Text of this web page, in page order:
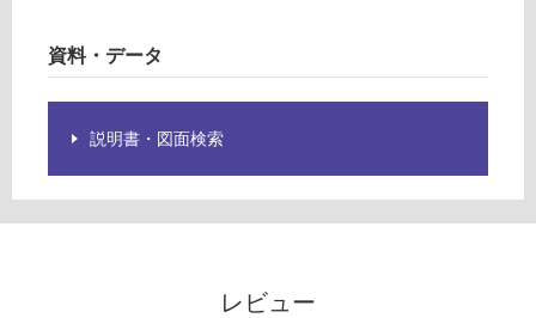
資料・データ
説明書・図面検索
レビュー